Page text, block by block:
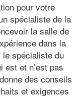
pour votre
spécialiste de la
la salle de
dans la
spécialiste du
et n’est pas
des conseils
et exigences